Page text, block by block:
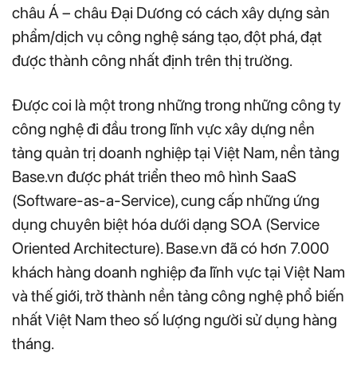
châu Á – châu Đại Dương có cách xây dựng sản
phẩm/dịch vụ công nghệ sáng tạo, đột phá, đạt
được thành công nhất định trên thị trường.
Được coi là một trong những trong những công ty
công nghệ đi đầu trong lĩnh vực xây dựng nền
tảng quản trị doanh nghiệp tại Việt Nam, nền tảng
Base.vn được phát triển theo mô hình SaaS
(Software-as-a-Service), cung cấp những ứng
dụng chuyên biệt hóa dưới dạng SOA (Service
Oriented Architecture). Base.vn đã có hơn 7.000
khách hàng doanh nghiệp đa lĩnh vực tại Việt Nam
và thế giới, trở thành nền tảng công nghệ phổ biến
nhất Việt Nam theo số lượng người sử dụng hàng
tháng.